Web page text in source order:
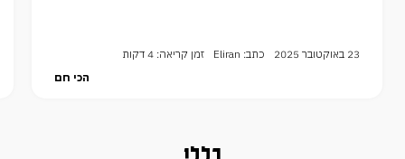
23 באוקטובר 2025 כתב: Eliran
זמן קריאה: 4 דקות
הכי חם